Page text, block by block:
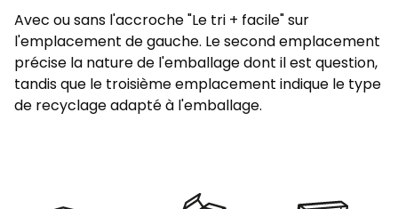
Avec ou sans l'accroche "Le tri + facile" sur
l'emplacement de gauche. Le second emplacement
précise la nature de l'emballage dont il est question,
tandis que le troisième emplacement indique le type
de recyclage adapté à l'emballage.